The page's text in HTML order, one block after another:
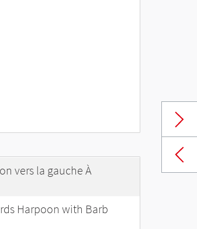
vers la gauche À
Harpoon with Barb